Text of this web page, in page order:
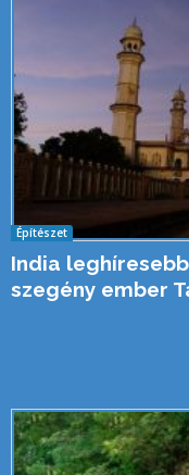
Építészet
India
szegény ember